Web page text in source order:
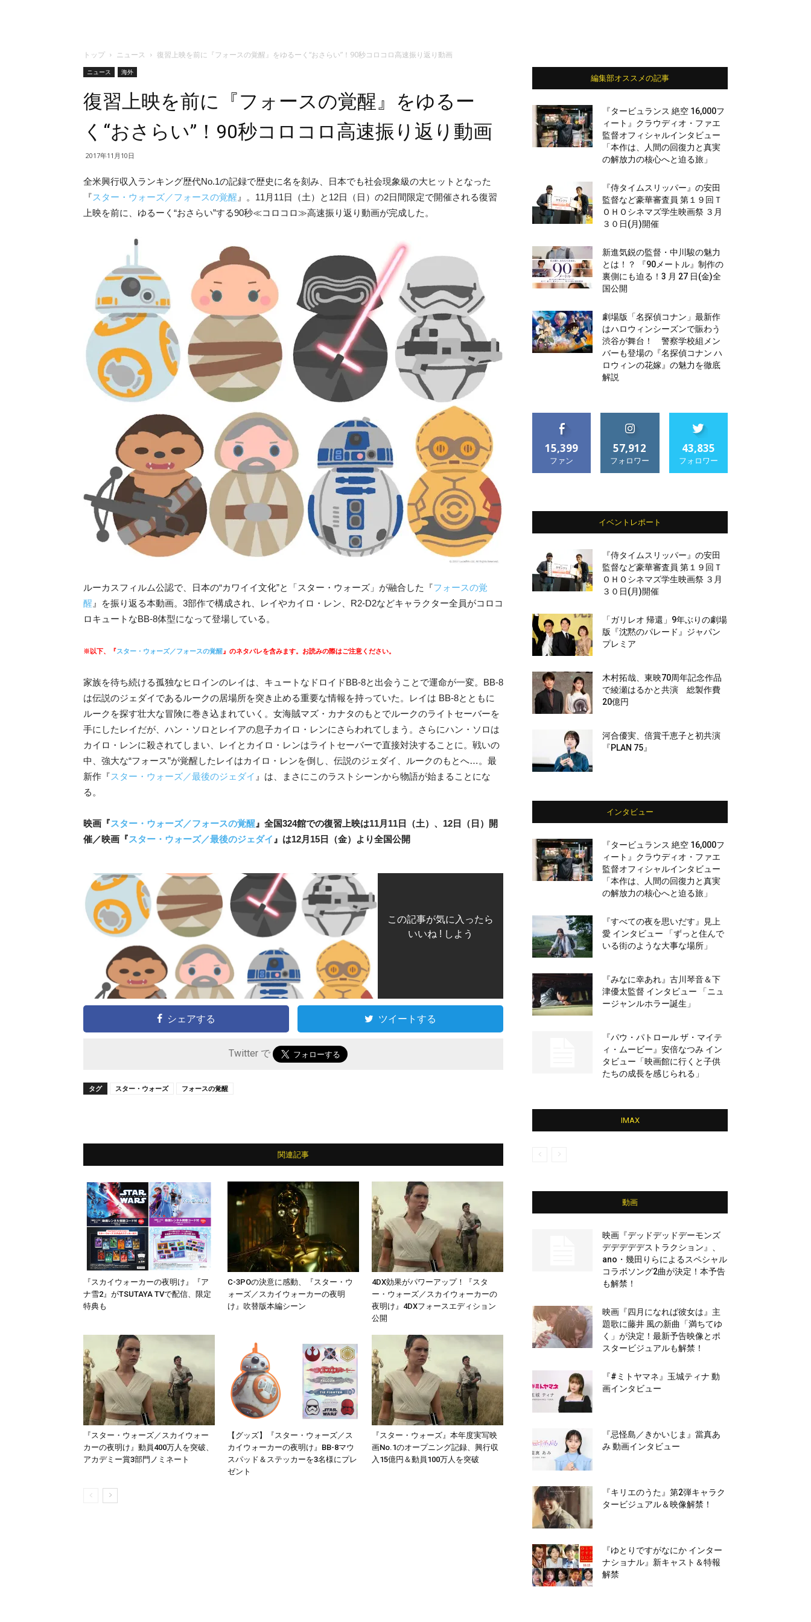
トップ ニュース 復習上映を前に『フォースの覚醒』をゆるーく“おさらい”！90秒コロコロ高速振り返り動画
ニュース 海外
復習上映を前に『フォースの覚醒』をゆるー
く“おさらい”！90秒コロコロ高速振り返り動画
2017年11月10日
全米興行収入ランキング歴代No.1の記録で歴史に名を刻み、日本でも社会現象級の大ヒットとなった
『スター・ウォーズ／フォースの覚醒 』。11月11日（土）と12日（日）の2日間限定で開催される復習
上映を前に、ゆるーく“おさらい”する90秒≪コロコロ≫高速振り返り動画が完成した。
ルーカスフィルム公認で、日本の“カワイイ文化”と「スター・ウォーズ」が融合した『フォースの覚
醒 』を振り返る本動画。3部作で構成され、レイやカイロ・レン、R2-D2などキャラクター全員がコロコ
ロキュートなBB-8体型になって登場している。
※以下、『スター・ウォーズ／フォースの覚醒 』のネタバレを含みます。お読みの際はご注意ください。
家族を待ち続ける孤独なヒロインのレイは、キュートなドロイドBB-8と出会うことで運命が一変。BB-8
は伝説のジェダイであるルークの居場所を突き止める重要な情報を持っていた。レイは BB-8とともに
ルークを探す壮大な冒険に巻き込まれていく。女海賊マズ・カナタのもとでルークのライトセーバーを
手にしたレイだが、ハン・ソロとレイアの息子カイロ・レンにさらわれてしまう。さらにハン・ソロは
カイロ・レンに殺されてしまい、レイとカイロ・レンはライトセーバーで直接対決することに。戦いの
中、強大な“フォース”が覚醒したレイはカイロ・レンを倒し、伝説のジェダイ、ルークのもとへ…。最
新作『スター・ウォーズ／最後のジェダイ 』は、まさにこのラストシーンから物語が始まることにな
る。
映画『スター・ウォーズ／フォースの覚醒 』全国324館での復習上映は11月11日（土）、12日（日）開
催／映画『スター・ウォーズ／最後のジェダイ 』は12月15日（金）より全国公開
この記事が気に入ったら
いいね ! しよう
シェアする ツイートする
Twitter で
タグ スター・ウォーズ フォースの覚醒
関連記事
『スカイウォーカーの夜明け』『ア
ナ雪2』がTSUTAYA TVで配信、限定
特典も
C-3POの決意に感動、『スター・ウ
ォーズ／スカイウォーカーの夜明
け』吹替版本編シーン
4DX効果がパワーアップ！『スタ
ー・ウォーズ／スカイウォーカーの
夜明け』4DXフォースエディション
公開
『スター・ウォーズ／スカイウォー
カーの夜明け』動員400万人を突破、
アカデミー賞3部門ノミネート
【グッズ】『スター・ウォーズ／ス
カイウォーカーの夜明け』BB-8マウ
スパッド＆ステッカーを3名様にプレ
ゼント
『スター・ウォーズ』本年度実写映
画No.1のオープニング記録、興行収
入15億円＆動員100万人を突破
編集部オススメの記事
『タービュランス 絶空 16,000フ
ィート』クラウディオ・ファエ
監督オフィシャルインタビュー
「本作は、人間の回復力と真実
の解放力の核心へと迫る旅」
『侍タイムスリッパー』の安田
監督など豪華審査員 第１９回Ｔ
ＯＨＯシネマズ学生映画祭 ３月
３０日(月)開催
新進気鋭の監督・中川駿の魅力
とは！？ 『90メートル』制作の
裏側にも迫る！3 月 27 日(金)全
国公開
劇場版「名探偵コナン」最新作
はハロウィンシーズンで賑わう
渋谷が舞台！ 警察学校組メン
バーも登場の『名探偵コナン ハ
ロウィンの花嫁』の魅力を徹底
解説
15,399
ファン
57,912
フォロワー
43,835
フォロワー
イベントレポート
『侍タイムスリッパー』の安田
監督など豪華審査員 第１９回Ｔ
ＯＨＯシネマズ学生映画祭 ３月
３０日(月)開催
「ガリレオ 帰還」9年ぶりの劇場
版『沈黙のパレード』ジャパン
プレミア
木村拓哉、東映70周年記念作品
で綾瀬はるかと共演 総製作費
20億円
河合優実、倍賞千恵子と初共演
『PLAN 75』
インタビュー
『タービュランス 絶空 16,000フ
ィート』クラウディオ・ファエ
監督オフィシャルインタビュー
「本作は、人間の回復力と真実
の解放力の核心へと迫る旅」
『すべての夜を思いだす』見上
愛 インタビュー 「ずっと住んで
いる街のような大事な場所」
『みなに幸あれ』古川琴音＆下
津優太監督 インタビュー 「ニュ
ージャンルホラー誕生」
『パウ・パトロール ザ・マイテ
ィ・ムービー』安倍なつみ イン
タビュー「映画館に行くと子供
たちの成長を感じられる」
IMAX
動画
映画『デッドデッドデーモンズ
デデデデデストラクション』、
ano・幾田りらによるスペシャル
コラボソング2曲が決定！本予告
も解禁！
映画『四月になれば彼女は』主
題歌に藤井 風の新曲「満ちてゆ
く」が決定！最新予告映像とポ
スタービジュアルも解禁！
『#ミトヤマネ』玉城ティナ 動
画インタビュー
『忌怪島／きかいじま』當真あ
み 動画インタビュー
『キリエのうた』第2弾キャラク
タービジュアル＆映像解禁！
『ゆとりですがなにか インター
ナショナル』新キャスト＆特報
解禁